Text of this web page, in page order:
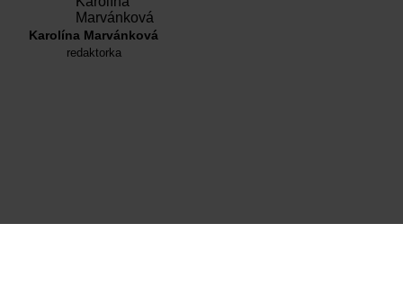
Karolína Marvánková
redaktorka